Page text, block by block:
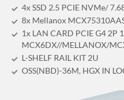
4x SSD 2.5 PCIE NVMe/
8x Mellanox
1x LAN CARD PCIE G4 2P
MCX6DX//MELLANOX/
L-SHELF RAIL KIT 2U
OSS(NBD)-36M, HGX IN